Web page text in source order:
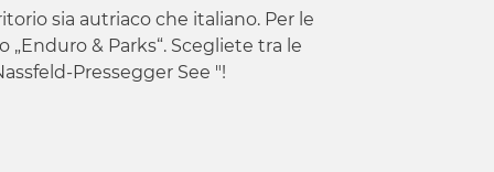
sia autriaco che italiano. Per le
„Enduro & Parks“. Scegliete tra le
Pressegger See "!